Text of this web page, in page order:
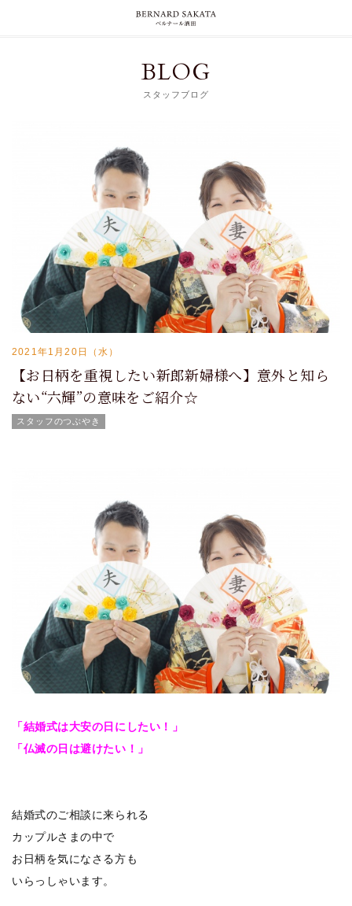
BLOG
スタッフブログ
2021年1月20日（水）
【お日柄を重視したい新郎新婦様へ】意外と知ら
ない“六輝”の意味をご紹介☆
スタッフのつぶやき
「結婚式は大安の日にしたい！」
「仏滅の日は避けたい！」
結婚式のご相談に来られる
カップルさまの中で
お日柄を気になさる方も
いらっしゃいます。